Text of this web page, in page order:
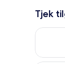
Tjek
Tjek